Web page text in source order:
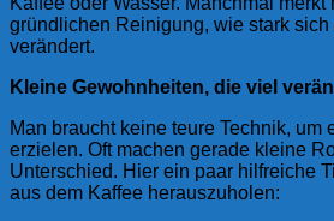
gründlichen Reinigung, wie stark
verändert.
Kleine Gewohnheiten, die viel
Man braucht keine teure Technik, um
erzielen. Oft machen gerade kleine
Unterschied. Hier ein paar hilfreiche
aus dem Kaffee herauszuholen: